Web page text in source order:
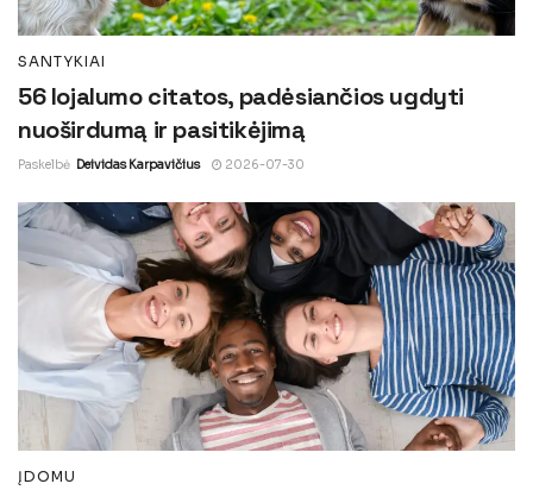
SANTYKIAI
56 lojalumo citatos, padėsiančios ugdyti
nuoširdumą ir pasitikėjimą
Paskelbė Deividas Karpavičius 2026-07-30
ĮDOMU